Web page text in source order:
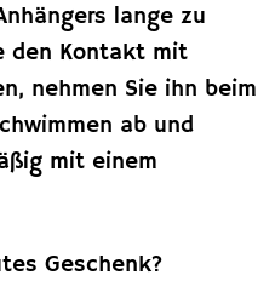
lange zu
den Kontakt mit
nehmen Sie ihn beim
ab und
mit einem
Geschenk?